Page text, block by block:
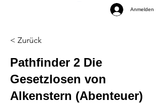
Anmelden
< Zurück
Pathfinder 2 Die
Gesetzlosen von
Alkenstern (Abenteuer)